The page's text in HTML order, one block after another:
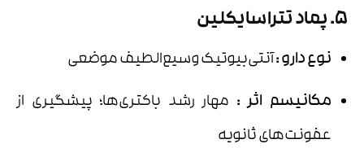
5. پماد تتراسایکلین
نوع دارو:آنتی‌بیوتیک وسیع‌الطیف موضعی
مکانیسم اثر : مهار رشد باکتری‌ها؛ پیشگیری از
عفونت‌های ثانویه